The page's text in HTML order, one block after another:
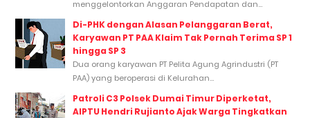
menggelontorkan Anggaran Pendapatan dan...
Di-PHK dengan Alasan Pelanggaran Berat,
Karyawan PT PAA Klaim Tak Pernah Terima SP 1
hingga SP 3
Dua orang karyawan PT Pelita Agung Agrindustri (PT
PAA) yang beroperasi di Kelurahan...
Patroli C3 Polsek Dumai Timur Diperketat,
AIPTU Hendri Rujianto Ajak Warga Tingkatkan